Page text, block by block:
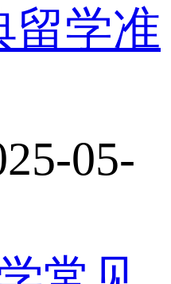
留学准
05-